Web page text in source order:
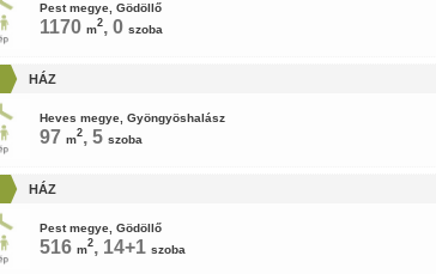
Pest megye, Gödöllő
1170 m2, 0 szoba
HÁZ
Heves megye, Gyöngyöshalász
97 m2, 5 szoba
HÁZ
Pest megye, Gödöllő
516 m2, 14+1 szoba